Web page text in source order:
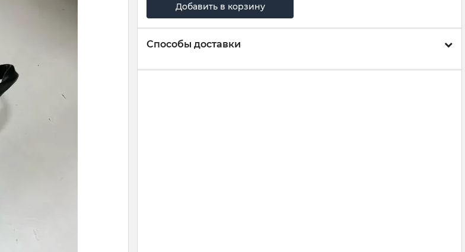
Добавить в корзину
Способы доставки